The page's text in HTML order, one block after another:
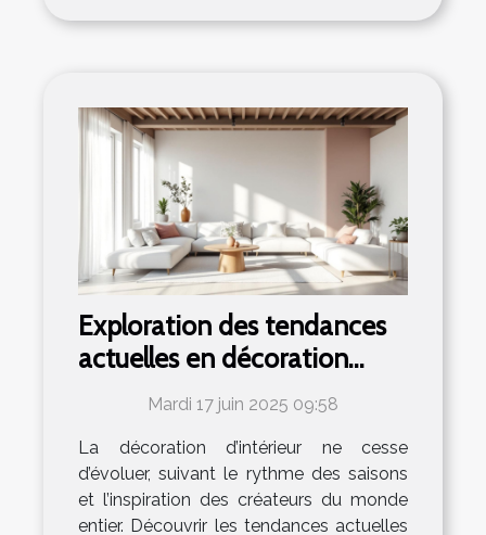
Exploration des tendances
actuelles en décoration
d'intérieurMardi 17 juin 2025 09:58
La décoration d’intérieur ne cesse
d’évoluer, suivant le rythme des saisons
et l’inspiration des créateurs du monde
entier. Découvrir les tendances actuelles